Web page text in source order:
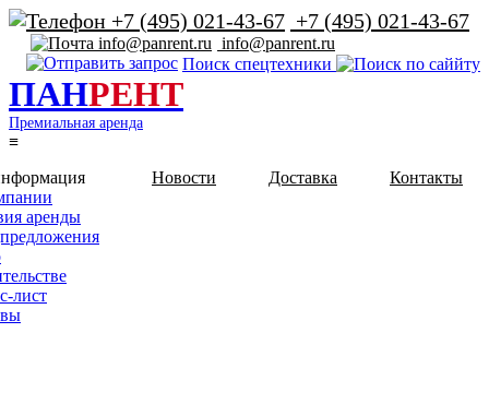
+7 (495) 021-43-67
info@panrent.ru
Поиск спецтехники
ПАНРЕНТ
Премиальная аренда
≡
аренды
лист
Новости Доставка Контакты